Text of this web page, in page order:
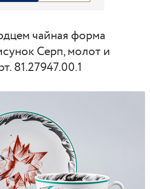
чайная форма
Серп, молот и
81.27947.00.1